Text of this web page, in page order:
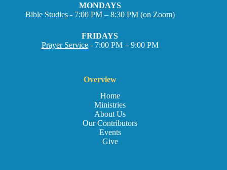
MONDAYS
Bible Studies- 7:00 PM – 8:30 PM (on Zoom)
FRIDAYS
Prayer Service- 7:00 PM – 9:00 PM
Overview
Home
Ministries
About Us
Our Contributors
Events
Give